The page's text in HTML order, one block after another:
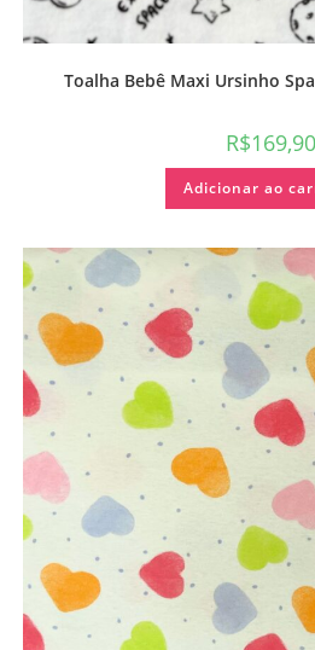
Toalha Bebê Maxi Ursinho
R$169,90
Adicionar ao